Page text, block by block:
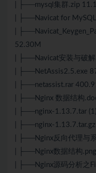
| ├──mysql集群.zip
| ├──Navicat for
|
52.30M
| ├──Navicat安装与破
| ├──NetAssis2.5.exe
| ├──netassist.rar
| ├──Nginx 数据结构
| ├──nginx-1.13.7.tar
| ├──nginx-
| ├──Nginx反向代理与
| ├──Nginx数据结构
| ├──Nginx源码分析之